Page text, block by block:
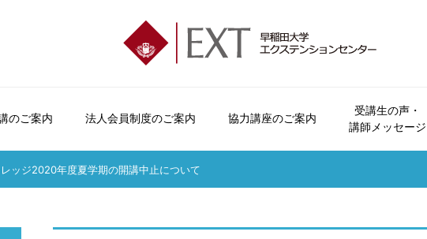
エクステンションセンターとは
オープンカレッジとは
のご案内
会員制度とビジター制度について
申込方法について
受講につ
法人会員制度のご案内
法人会員制度のご案内
おすすめ講座
協力講座のご案内
協力講座のご案内
受講生の声・
講師メッセージ
受講生の声
講師メッセージ
講座パンフレットのご案内
広報誌「早稲田の杜」
お問い合わせ
よくいただくご質問
ッジ2020年度夏学期の開講中止について